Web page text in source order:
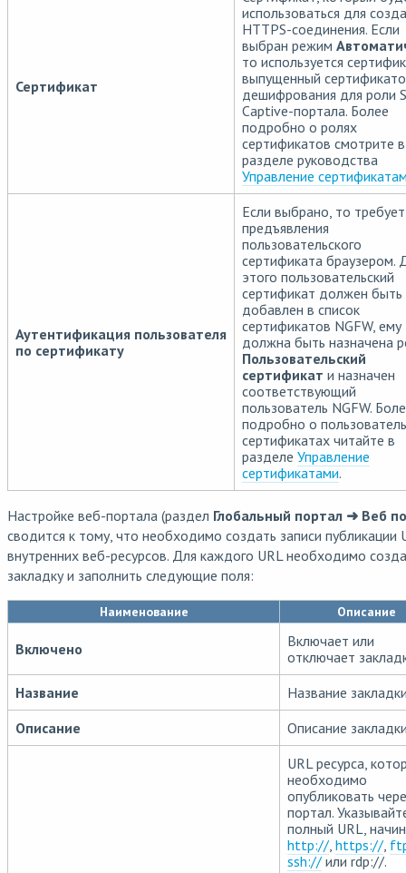
Сертификат
использоваться для
HTTPS-соединения. Если
выбран режим
то используется
выпущенный
дешифрования для роли
Captive-портала. Более
подробно о ролях
сертификатов смотрите в
разделе руководства
Управление
Аутентификация пользователя
по сертификату
Если выбрано, то требует
предъявления
пользовательского
сертификата браузером.
этого пользовательский
сертификат должен быть
добавлен в список
сертификатов NGFW, ему
должна быть назначена
Пользовательский
сертификат и назначен
соответствующий
пользователь NGFW.
подробно о
сертификатах читайте в
разделе Управление
сертификатами.
Настройке веб-портала (раздел Глобальный портал ➜ Веб
сводится к тому, что необходимо создать записи публикации
внутренних веб-ресурсов. Для каждого URL необходимо
закладку и заполнить следующие поля:
Наименование Описание
Включено
Включает или
отключает
Название
Название
Описание
Описание
URL ресурса,
необходимо
опубликовать
портал.
полный URL,
http://, https://,
ssh:// или rdp://.